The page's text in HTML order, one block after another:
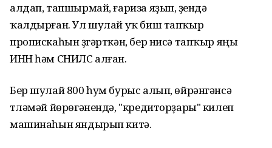
алдап, тапшырмай, ғариза яҙып, үҙендә
ҡалдырған. Ул шулай уҡ биш тапҡыр
пропискаһын үҙгәрткән, бер нисә тапҡыр яңы
ИНН һәм СНИЛС алған.
Бер шулай 800 һум бурыс алып, өйрәнгәнсә
түләмәй йөрөгәнендә, "кредиторҙары" килеп
машинаһын яндырып китә.